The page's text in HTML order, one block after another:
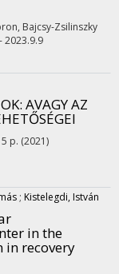
Bajcsy-Zsilinszky
2023.9.9
: AVAGY AZ
p. (2021)
; Kistelegdi, István
in the
in recovery